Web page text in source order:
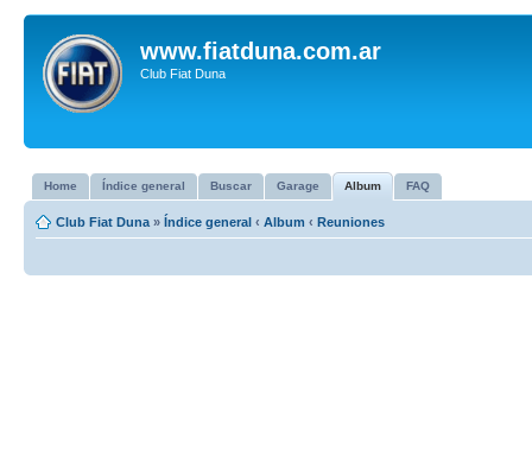
www.fiatduna.com.ar
Club Fiat Duna
Home Índice general Buscar Garage Album FAQ
Club Fiat Duna » Índice general ‹ Album ‹ Reuniones